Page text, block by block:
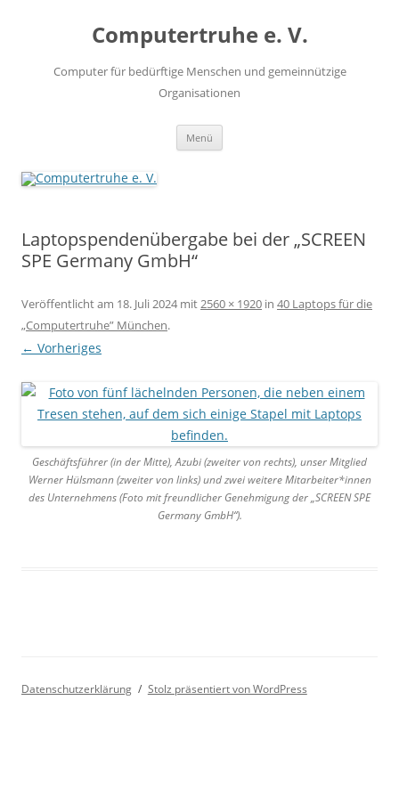
Computertruhe e. V.
Computer für bedürftige Menschen und gemeinnützige
Organisationen
Menü
Laptopspendenübergabe bei der „SCREEN
SPE Germany GmbH“
Veröffentlicht am 18. Juli 2024 mit2560 × 1920 in 40 Laptops für die
„Computertruhe” München.
← Vorheriges
Geschäftsführer (in der Mitte), Azubi (zweiter von rechts), unser Mitglied
Werner Hülsmann (zweiter von links) und zwei weitere Mitarbeiter*innen
des Unternehmens (Foto mit freundlicher Genehmigung der „SCREEN SPE
Germany GmbH“).
Datenschutzerklärung Stolz präsentiert von WordPress